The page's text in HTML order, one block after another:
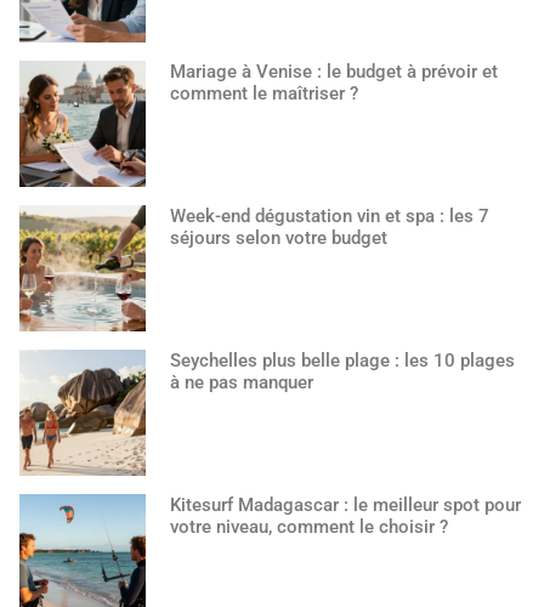
Mariage à Venise : le budget à prévoir et
comment le maîtriser ?
Week-end dégustation vin et spa : les 7
séjours selon votre budget
Seychelles plus belle plage : les 10 plages
à ne pas manquer
Kitesurf Madagascar : le meilleur spot pour
votre niveau, comment le choisir ?